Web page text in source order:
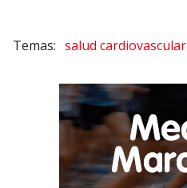
salud cardiovascular